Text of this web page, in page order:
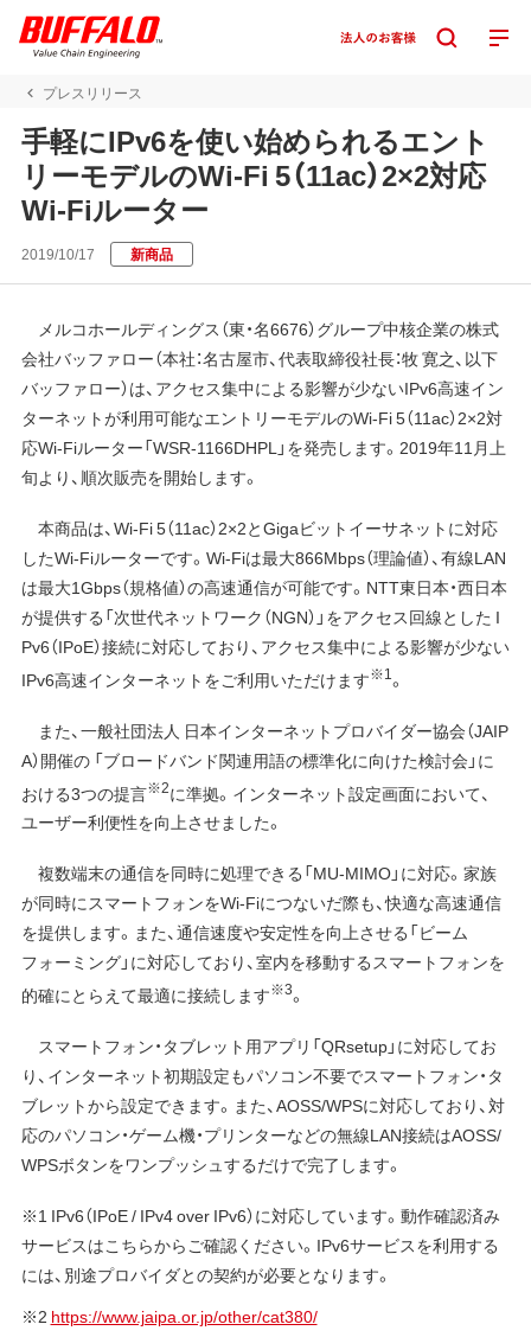
プレスリリース
手軽にIPv6を使い始められるエント
リーモデルのWi-Fi 5（11ac）2×2対応
Wi-Fiルーター
2019/10/17 新商品
メルコホールディングス（東・名6676）グループ中核企業の株式
会社バッファロー（本社：名古屋市、代表取締役社長：牧 寛之、以下
バッファロー）は、アクセス集中による影響が少ないIPv6高速イン
ターネットが利用可能なエントリーモデルのWi-Fi 5（11ac）2×2対
応Wi-Fiルーター「WSR-1166DHPL」を発売します。2019年11月上
旬より、順次販売を開始します。
本商品は、Wi-Fi 5（11ac）2×2とGigaビットイーサネットに対応
したWi-Fiルーターです。Wi-Fiは最大866Mbps（理論値）、有線LAN
は最大1Gbps（規格値）の高速通信が可能です。NTT東日本・西日本
が提供する「次世代ネットワーク（NGN）」をアクセス回線とした I
Pv6（IPoE）接続に対応しており、アクセス集中による影響が少ない
IPv6高速インターネットをご利用いただけます※1。
また、一般社団法人 日本インターネットプロバイダー協会（JAIP
A）開催の 「ブロードバンド関連用語の標準化に向けた検討会」に
おける3つの提言※2に準拠。インターネット設定画面において、
ユーザー利便性を向上させました。
複数端末の通信を同時に処理できる「MU-MIMO」に対応。家族
が同時にスマートフォンをWi-Fiにつないだ際も、快適な高速通信
を提供します。また、通信速度や安定性を向上させる「ビーム
フォーミング」に対応しており、室内を移動するスマートフォンを
的確にとらえて最適に接続します※3。
スマートフォン・タブレット用アプリ「QRsetup」に対応してお
り、インターネット初期設定もパソコン不要でスマートフォン・タ
ブレットから設定できます。また、AOSS/WPSに対応しており、対
応のパソコン・ゲーム機・プリンターなどの無線LAN接続はAOSS/
WPSボタンをワンプッシュするだけで完了します。
※1 IPv6（IPoE / IPv4 over IPv6）に対応しています。動作確認済み
サービスはこちらからご確認ください。IPv6サービスを利用する
には、別途プロバイダとの契約が必要となります。
※2 https://www.jaipa.or.jp/other/cat380/